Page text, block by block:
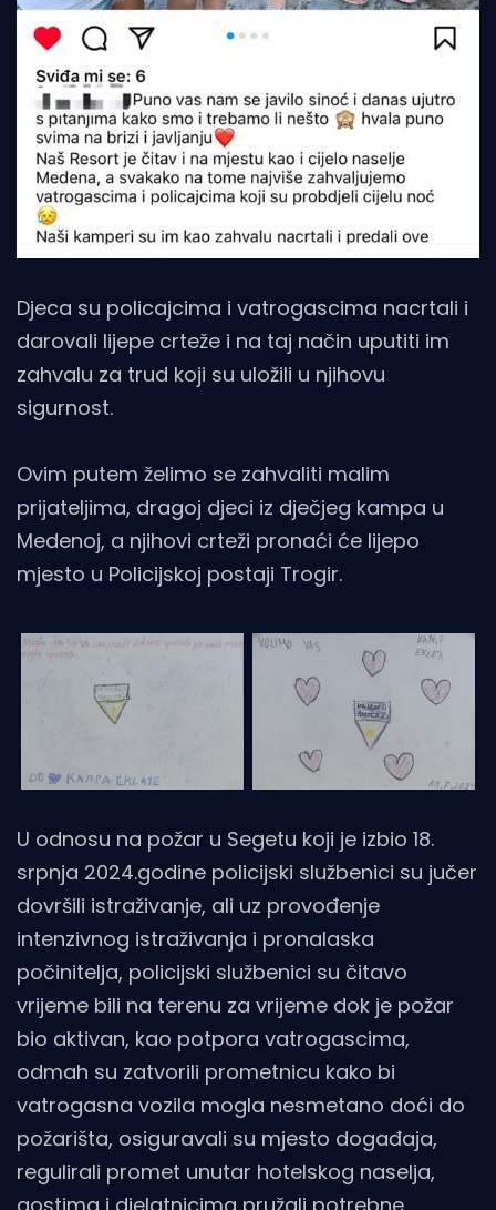
Djeca su policajcima i vatrogascima nacrtali i
darovali lijepe crteže i na taj način uputiti im
zahvalu za trud koji su uložili u njihovu
sigurnost.
Ovim putem želimo se zahvaliti malim
prijateljima, dragoj djeci iz dječjeg kampa u
Medenoj, a njihovi crteži pronaći će lijepo
mjesto u Policijskoj postaji Trogir.
U odnosu na požar u Segetu koji je izbio 18.
srpnja 2024.godine policijski službenici su jučer
dovršili istraživanje, ali uz provođenje
intenzivnog istraživanja i pronalaska
počinitelja, policijski službenici su čitavo
vrijeme bili na terenu za vrijeme dok je požar
bio aktivan, kao potpora vatrogascima,
odmah su zatvorili prometnicu kako bi
vatrogasna vozila mogla nesmetano doći do
požarišta, osiguravali su mjesto događaja,
regulirali promet unutar hotelskog naselja,